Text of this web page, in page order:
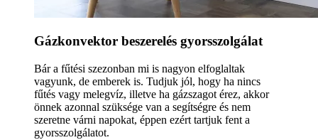
Gázkonvektor beszerelés gyorsszolgálat
Bár a fűtési szezonban mi is nagyon elfoglaltak
vagyunk, de emberek is. Tudjuk jól, hogy ha nincs
fűtés vagy melegvíz, illetve ha gázszagot érez, akkor
önnek azonnal szüksége van a segítségre és nem
szeretne várni napokat, éppen ezért tartjuk fent a
gyorsszolgálatot.